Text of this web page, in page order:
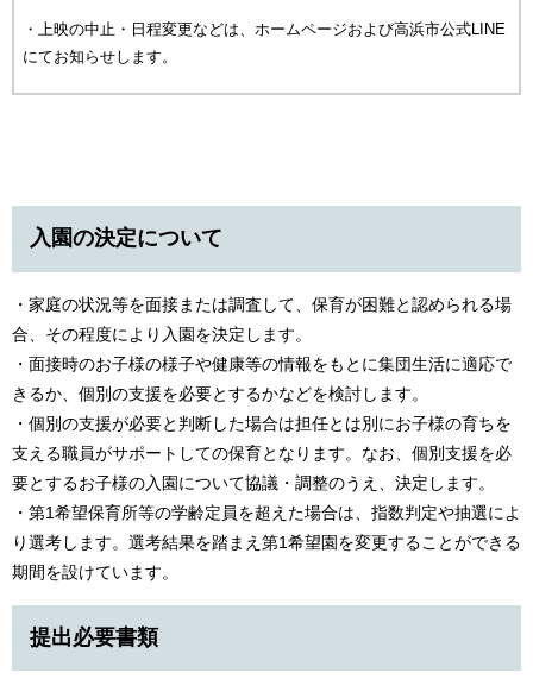
・上映の中止・日程変更などは、ホームページおよび高浜市公式LINE
にてお知らせします。
入園の決定について
・家庭の状況等を面接または調査して、保育が困難と認められる場
合、その程度により入園を決定します。
・面接時のお子様の様子や健康等の情報をもとに集団生活に適応で
きるか、個別の支援を必要とするかなどを検討します。
・個別の支援が必要と判断した場合は担任とは別にお子様の育ちを
支える職員がサポートしての保育となります。なお、個別支援を必
要とするお子様の入園について協議・調整のうえ、決定します。
・第1希望保育所等の学齢定員を超えた場合は、指数判定や抽選によ
り選考します。選考結果を踏まえ第1希望園を変更することができる
期間を設けています。
提出必要書類